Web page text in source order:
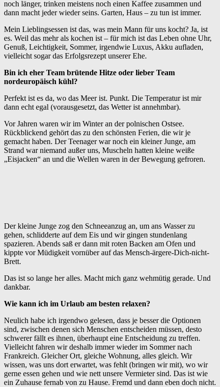
noch länger, trinken meistens noch einen Kaffee zusammen und
dann macht jeder wieder seins. Garten, Haus – zu tun ist immer.
Mein Lieblingsessen ist das, was mein Mann für uns kocht? Ja, ist
es. Weil das mehr als kochen ist – für mich ist das Leben ohne Uhr,
Genuß, Leichtigkeit, Sommer, irgendwie Luxus, Akku aufladen,
vielleicht sogar das Erfolgsrezept unserer Ehe.
Bin ich eher Team brütende Hitze oder lieber Team
nordeuropäisch kühl?
Perfekt ist es da, wo das Meer ist. Punkt. Die Temperatur ist mir
dann echt egal (vorausgesetzt, das Wetter ist annehmbar).
Vor Jahren waren wir im Winter an der polnischen Ostsee.
Rückblickend gehört das zu den schönsten Ferien, die wir je
gemacht haben. Der Teenager war noch ein kleiner Junge, am
Strand war niemand außer uns, Muscheln hatten kleine weiße
„Eisjacken“ an und die Wellen waren in der Bewegung gefroren.
Der kleine Junge zog den Schneeanzug an, um ans Wasser zu
gehen, schlidderte auf dem Eis und wir gingen stundenlang
spazieren. Abends saß er dann mit roten Backen am Ofen und
kippte vor Müdigkeit vornüber auf das Mensch-ärgere-Dich-nicht-
Brett.
Das ist so lange her alles. Macht mich ganz wehmütig gerade. Und
dankbar.
Wie kann ich im Urlaub am besten relaxen?
Neulich habe ich irgendwo gelesen, dass je besser die Op­tionen
sind, zwischen denen sich Menschen entscheiden müssen, des­to
schwerer fällt es ihnen, überhaupt eine Entscheidung zu treffen.
Vielleicht fahren wir deshalb immer wieder im Sommer nach
Frankreich. Gleicher Ort, gleiche Wohnung, alles gleich. Wir
wissen, was uns dort erwartet, was fehlt (bringen wir mit), wo wir
gerne essen gehen und wie nett unsere Vermieter sind. Das ist wie
ein Zuhause fernab von zu Hause. Fremd und dann eben doch nicht.